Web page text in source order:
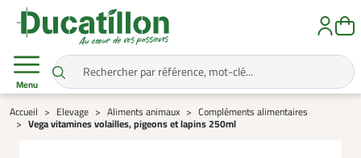
Menu
Accueil Elevage Aliments animaux Compléments alimentaires
Vega vitamines volailles, pigeons et lapins 250ml